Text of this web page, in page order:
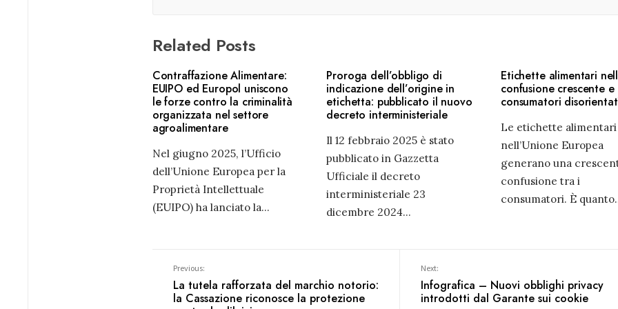
Related Posts
Contraffazione Alimentare:
EUIPO ed Europol uniscono
le forze contro la criminalità
organizzata nel settore
agroalimentare
Nel giugno 2025, l’Ufficio
dell’Unione Europea per la
Proprietà Intellettuale
(EUIPO) ha lanciato la...
Proroga dell’obbligo di
indicazione dell’origine in
etichetta: pubblicato il nuovo
decreto interministeriale
Il 12 febbraio 2025 è stato
pubblicato in Gazzetta
Ufficiale il decreto
interministeriale 23
dicembre 2024...
Etichette alimentari
confusione crescente e
consumatori
Le etichette alimentari
nell’Unione Europea
generano una
confusione tra i
consumatori. È quanto
Previous:
La tutela rafforzata del marchio notorio:
la Cassazione riconosce la protezione
Next:
Infografica – Nuovi obblighi privacy
introdotti dal Garante sui cookie